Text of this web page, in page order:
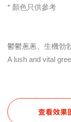
* 顏色只供參考
鬱鬱蔥蔥、生機勃
A lush and vital
查看效果